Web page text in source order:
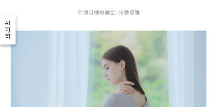
AI
可
可